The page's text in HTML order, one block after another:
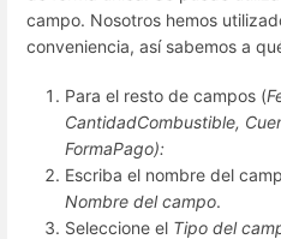
campo. Nosotros hemos
conveniencia, así sabemos a
Para el resto de campos (
CantidadCombustible,
FormaPago):
Escriba el nombre del
Nombre del campo.
Seleccione el Tipo del